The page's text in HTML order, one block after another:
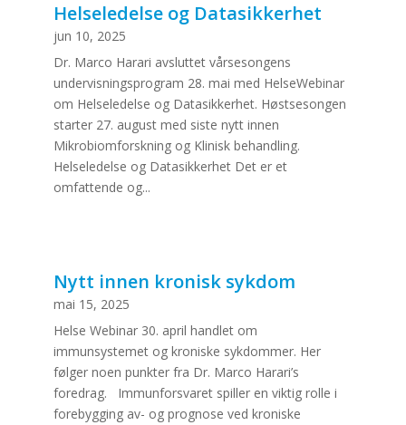
Helseledelse og Datasikkerhet
jun 10, 2025
Dr. Marco Harari avsluttet vårsesongens
undervisningsprogram 28. mai med HelseWebinar
om Helseledelse og Datasikkerhet. Høstsesongen
starter 27. august med siste nytt innen
Mikrobiomforskning og Klinisk behandling.
Helseledelse og Datasikkerhet Det er et
omfattende og...
Nytt innen kronisk sykdom
mai 15, 2025
Helse Webinar 30. april handlet om
immunsystemet og kroniske sykdommer. Her
følger noen punkter fra Dr. Marco Harari’s
foredrag. Immunforsvaret spiller en viktig rolle i
forebygging av- og prognose ved kroniske